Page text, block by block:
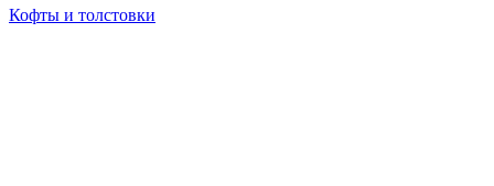
Кофты и толстовки